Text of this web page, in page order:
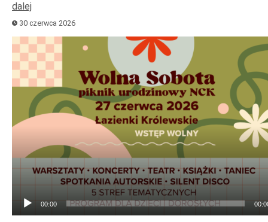
dalej
30 czerwca 2026
Odtwarzacz
plików
dźwiękowych
00:00